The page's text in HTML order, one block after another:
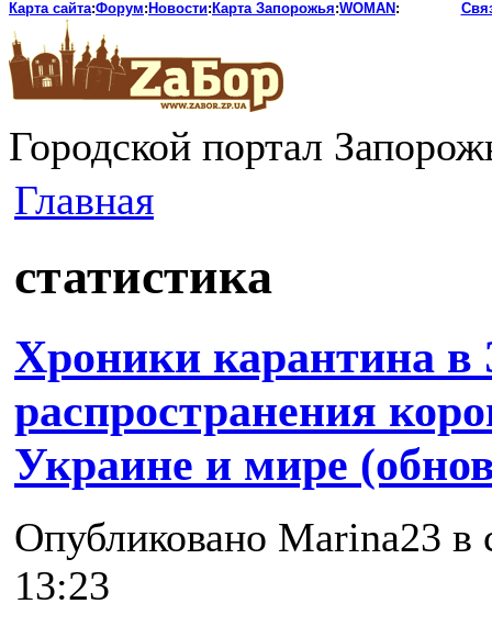
Карта сайта:Форум: Новости: Карта Запорожья:WOMAN :
Городской портал
Главная
статистика
Хроники карантина в
распространения
Украине и мире
Опубликовано Marina23 в
13:23